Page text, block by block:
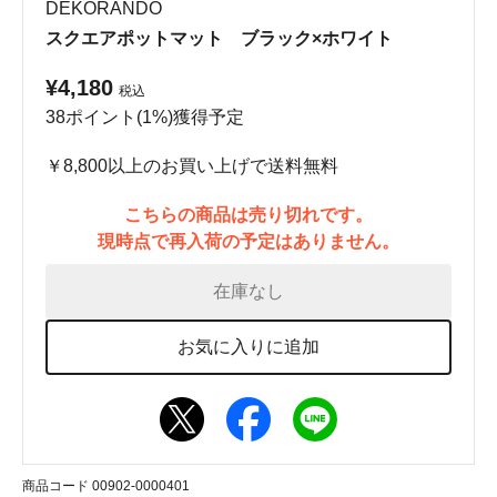
DEKORANDO
スクエアポットマット ブラック×ホワイト
¥4,180 税込
38ポイント(1%)獲得予定
￥8,800以上のお買い上げで送料無料
こちらの商品は売り切れです。
現時点で再入荷の予定はありません。
在庫なし
お気に入りに追加
商品コード 00902-0000401